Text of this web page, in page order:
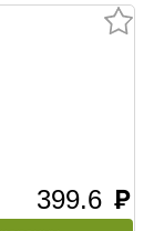
399.6 руб